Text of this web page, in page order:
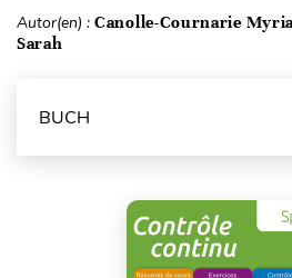
Autor(en) : Canolle-Cournarie
Sarah
BUCH